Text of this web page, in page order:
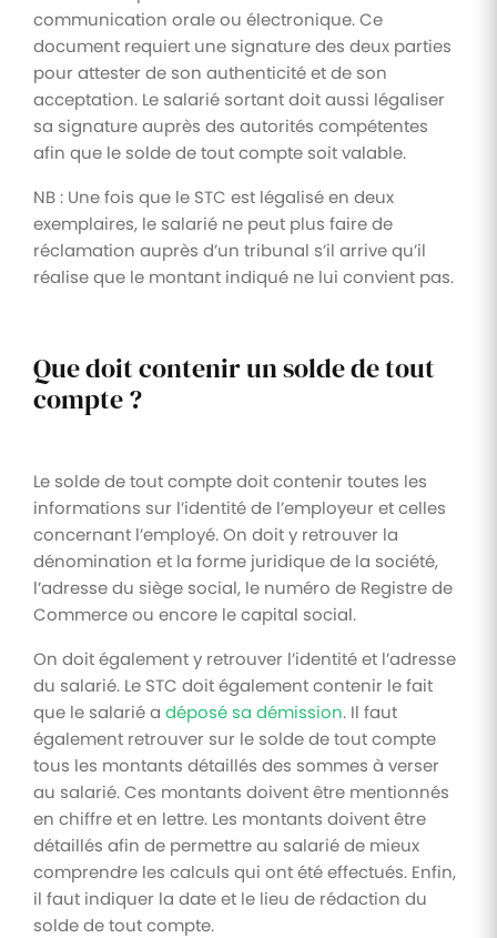
communication orale ou électronique. Ce
document requiert une signature des deux parties
pour attester de son authenticité et de son
acceptation. Le salarié sortant doit aussi légaliser
sa signature auprès des autorités compétentes
afin que le solde de tout compte soit valable.
NB : Une fois que le STC est légalisé en deux
exemplaires, le salarié ne peut plus faire de
réclamation auprès d’un tribunal s’il arrive qu’il
réalise que le montant indiqué ne lui convient pas.
Que doit contenir un solde de tout
compte ?
Le solde de tout compte doit contenir toutes les
informations sur l’identité de l’employeur et celles
concernant l’employé. On doit y retrouver la
dénomination et la forme juridique de la société,
l’adresse du siège social, le numéro de Registre de
Commerce ou encore le capital social.
On doit également y retrouver l’identité et l’adresse
du salarié. Le STC doit également contenir le fait
que le salarié a déposé sa démission. Il faut
également retrouver sur le solde de tout compte
tous les montants détaillés des sommes à verser
au salarié. Ces montants doivent être mentionnés
en chiffre et en lettre. Les montants doivent être
détaillés afin de permettre au salarié de mieux
comprendre les calculs qui ont été effectués. Enfin,
il faut indiquer la date et le lieu de rédaction du
solde de tout compte.